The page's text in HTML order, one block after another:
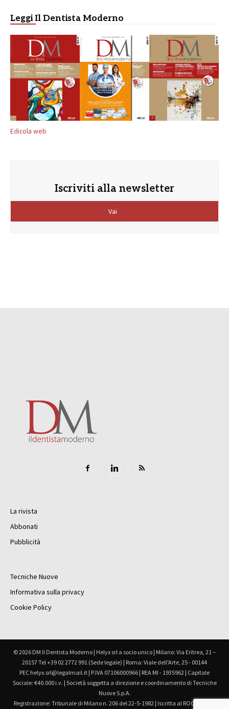
Leggi Il Dentista Moderno
Edicola web
Iscriviti alla newsletter
Vai
La rivista
Abbonati
Pubblicità
Tecniche Nuove
Informativa sulla privacy
Cookie Policy
© 2026 DM Il Dentista Moderno | Helyx srl a socio unico | Milano: Via Eritrea, 21 –
20157 Tel +39 02 2772 991 (Sede legale) | Roma: Viale dell'Arte, 25 - 00144
PEC helyx.srl@legalmail.it | P.IVA 07106000966 | REA MI - 1935962 | Capitale
Sociale: €40.000 i.v. | Società soggetta a direzione e coordinamento di Tecniche
Nuove S.p.A.
Registrazione: Tribunale di Milano n. 206 del 22-5-1982 | Iscritta al ROC Registro